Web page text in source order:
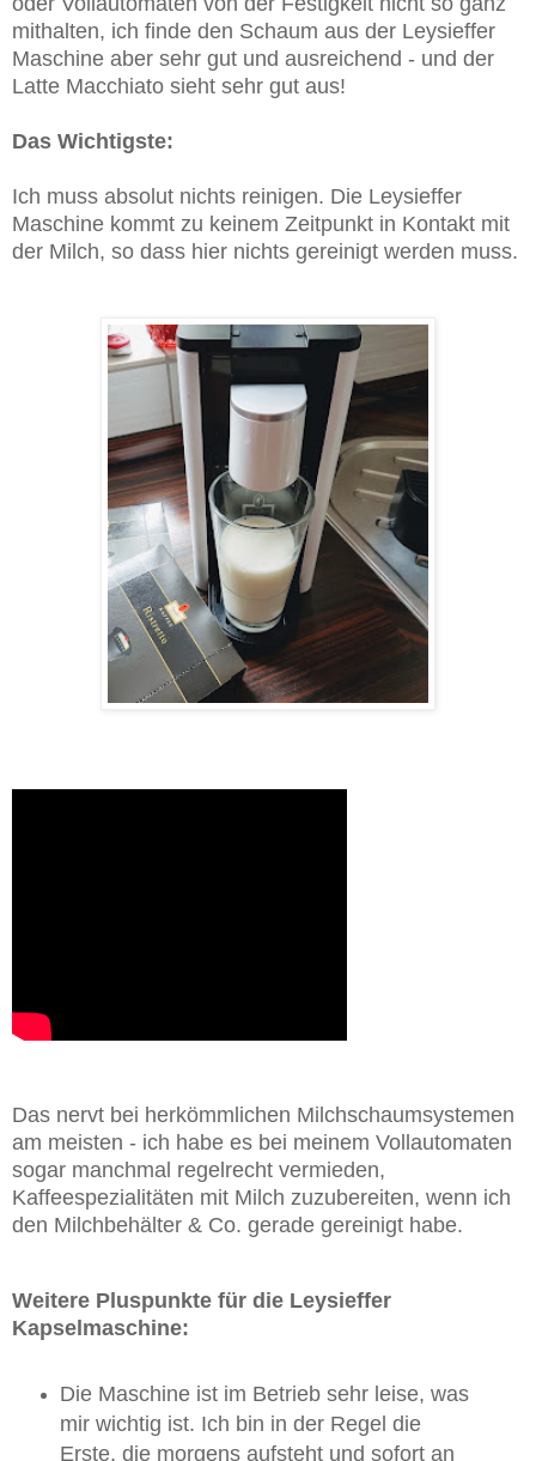
mithalten, ich finde den Schaum aus der Leysieffer
Maschine aber sehr gut und ausreichend - und der
Latte Macchiato sieht sehr gut aus!
Das Wichtigste:
Ich muss absolut nichts reinigen. Die Leysieffer
Maschine kommt zu keinem Zeitpunkt in Kontakt mit
der Milch, so dass hier nichts gereinigt werden muss.
Das nervt bei herkömmlichen Milchschaumsystemen
am meisten - ich habe es bei meinem Vollautomaten
sogar manchmal regelrecht vermieden,
Kaffeespezialitäten mit Milch zuzubereiten, wenn ich
den Milchbehälter & Co. gerade gereinigt habe.
Weitere Pluspunkte für die Leysieffer
Kapselmaschine:
Die Maschine ist im Betrieb sehr leise, was
mir wichtig ist. Ich bin in der Regel die
Erste, die morgens aufsteht und sofort an